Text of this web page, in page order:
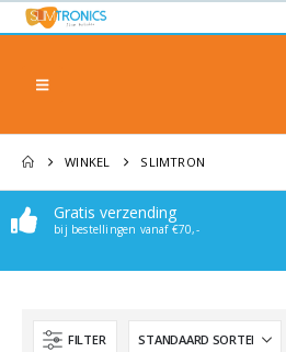
WINKEL SLIMTRON
Gratis verzending
bij bestellingen vanaf €70,-
FILTER